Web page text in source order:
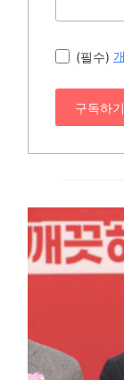
(필수)
구독하기